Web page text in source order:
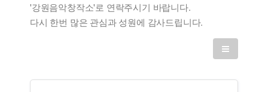
'강원음악창작소'로 연락주시기 바랍니다.
다시 한번 많은 관심과 성원에 감사드립니다.